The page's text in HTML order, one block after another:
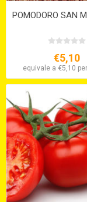
POMODORO SAN
€5,10
equivale a €5,10